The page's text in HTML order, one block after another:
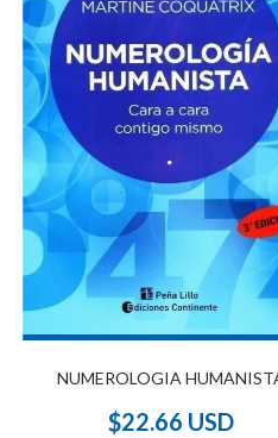
NUMEROLOGIA
$22.66 USD